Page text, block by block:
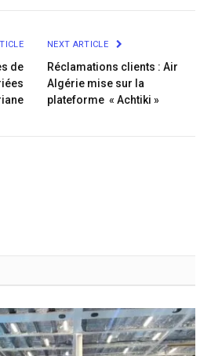
de
NEXT ARTICLE
Réclamations clients : Air
Algérie mise sur la
plateforme « Achtiki »